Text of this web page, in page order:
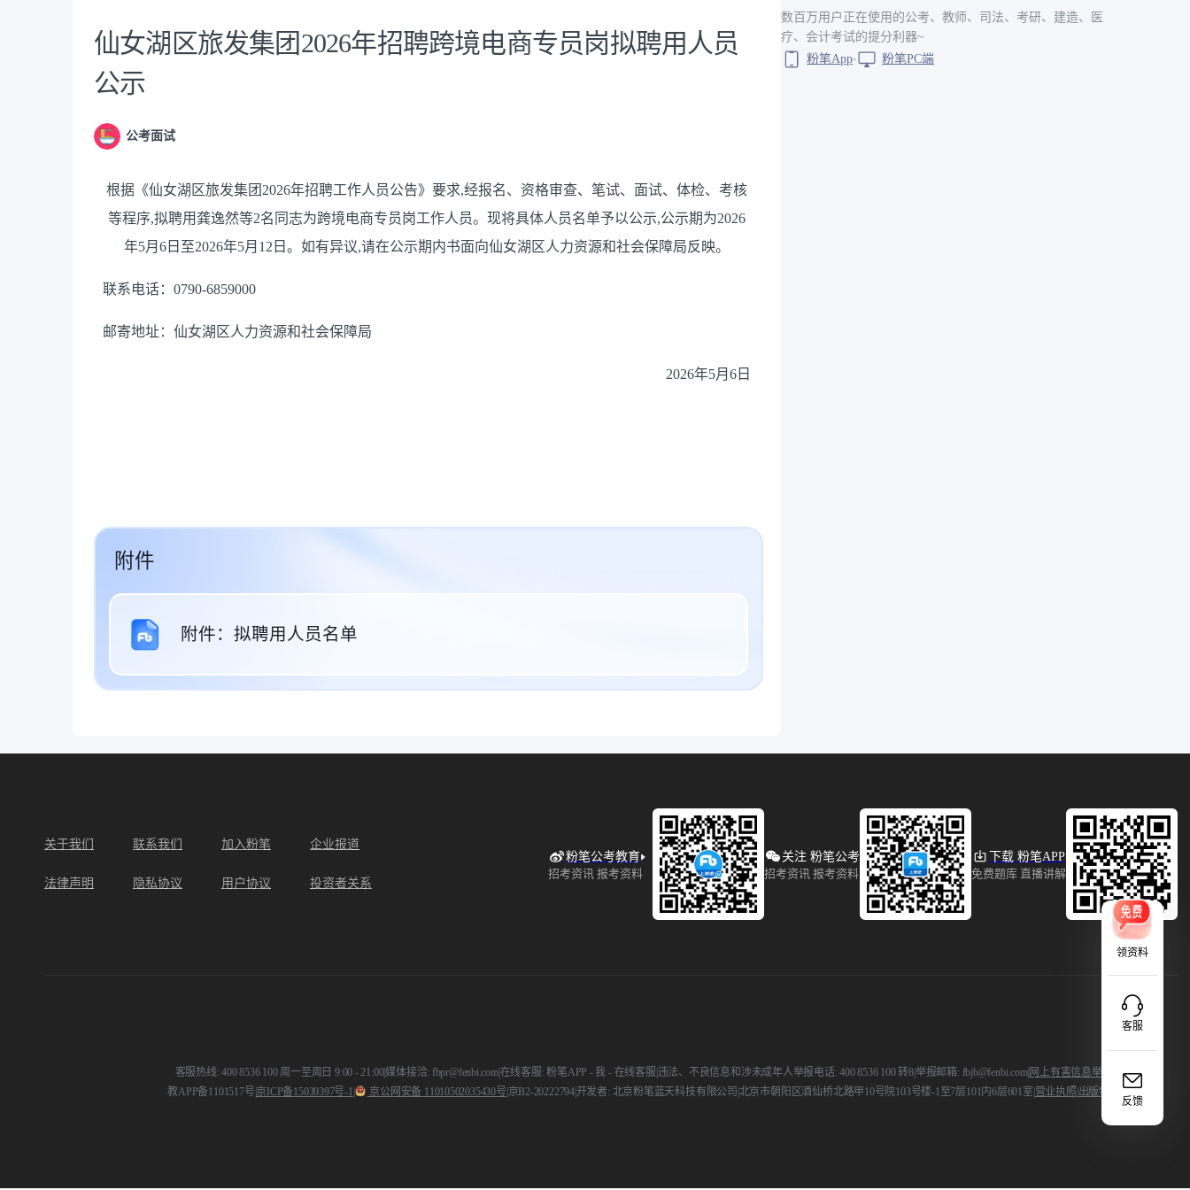
仙女湖区旅发集团2026年招聘跨境电商专员岗拟聘用人员
公示
公考面试
根据《仙女湖区旅发集团 2026年招聘工作人员公告》要求,经报名、资格审查、 笔试、 面试、体检、考核
等程序,拟聘用 龚逸然等2名同志为跨境电商专员岗工作人员。现将具体人员名单予以公示,公示期为2026
年5月 6 日至2026年5月 12 日。如有异议,请在公示期内书面向仙女湖区人力资源和社会保障局反映。
联系电话： 0790-6859000
邮寄地址： 仙女湖区人力资源和社会保障局
2026年5月 6 日
附件
附件：拟聘用人员名单
数百万用户正在使用的公考、教师、司法、考研、建造、医
疗、会计考试的提分利器~
粉笔App
粉笔PC端
领资料
客服
反馈
关于我们 联系我们 加入粉笔 企业报道
法律声明 隐私协议 用户协议 投资者关系
粉笔公考教育
招考资讯 报考资料
关注 粉笔公考
招考资讯 报考资料
下载 粉笔APP
免费题库 直播讲解
客服热线: 400 8536 100 周一至周日 9:00 - 21:00|媒体接洽: fbpr@fenbi.com|在线客服: 粉笔APP - 我 - 在线客服 违法、不良信息和涉未成年人举报电话: 400 8536 100 转8举报邮箱: fbjb@fenbi.com| 网上有害信息举报
教APP备1101517号 京ICP备15039397号-1 京公网安备 11010502035430号 京B2-20222794|开发者: 北京粉笔蓝天科技有限公司 北京市朝阳区酒仙桥北路甲10号院103号楼-1至7层101内6层601室 营业执照 出版物证